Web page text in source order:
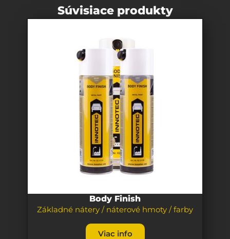
Súvisiace produkty
Body Finish
Základné nátery / náterové hmoty / farby
Viac info